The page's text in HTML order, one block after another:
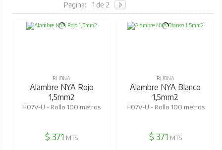
Pagina: 1 de 2
RHONA
Alambre NYA Rojo
1,5mm2
H07V-U - Rollo 100 metros
$ 371 MTS
RHONA
Alambre NYA Blanco
1,5mm2
H07V-U - Rollo 100 metros
$ 371 MTS